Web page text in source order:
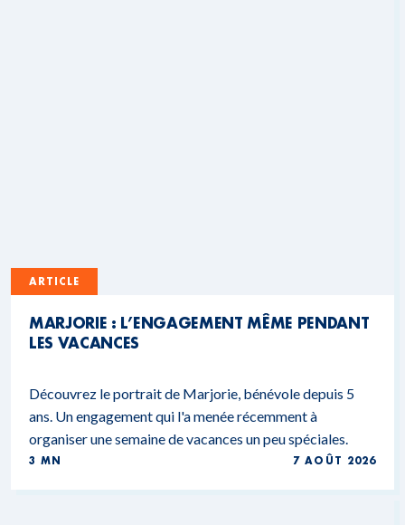
ARTICLE
MARJORIE : L’ENGAGEMENT MÊME PENDANT
LES VACANCES
Découvrez le portrait de Marjorie, bénévole depuis 5
ans. Un engagement qui l'a menée récemment à
organiser une semaine de vacances un peu spéciales.
3 MN 7 AOÛT 2026